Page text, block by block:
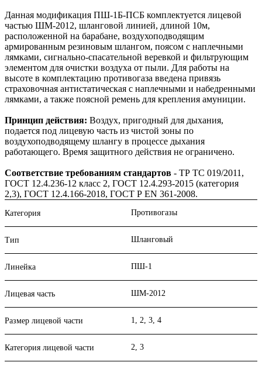
Данная модификация ПШ-1Б-ПСБ комплектуется лицевой
частью ШМ-2012, шланговой линией, длиной 10м,
расположенной на барабане, воздухоподводящим
армированным резиновым шлангом, поясом с наплечными
лямками, сигнально-спасательной веревкой и фильтрующим
элементом для очистки воздуха от пыли. Для работы на
высоте в комплектацию противогаза введена привязь
страховочная антистатическая с наплечными и набедренными
лямками, а также поясной ремень для крепления амуниции.
Принцип действия: Воздух, пригодный для дыхания,
подается под лицевую часть из чистой зоны по
воздухоподводящему шлангу в процессе дыхания
работающего. Время защитного действия не ограничено.
Соответствие требованиям стандартов - ТР ТС 019/2011,
ГОСТ 12.4.236-12 класс 2, ГОСТ 12.4.293-2015 (категория
2,3), ГОСТ 12.4.166-2018, ГОСТ Р EN 361-2008.
Категория Противогазы
Тип Шланговый
Линейка ПШ-1
Лицевая часть ШМ-2012
Размер лицевой части 1, 2, 3, 4
Категория лицевой части 2, 3